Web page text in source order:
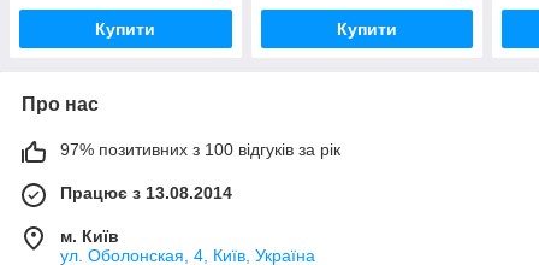
Купити Купити
Про нас
97% позитивних з 100 відгуків за рік
Працює з 13.08.2014
м. Київ
ул. Оболонская, 4, Київ, Україна